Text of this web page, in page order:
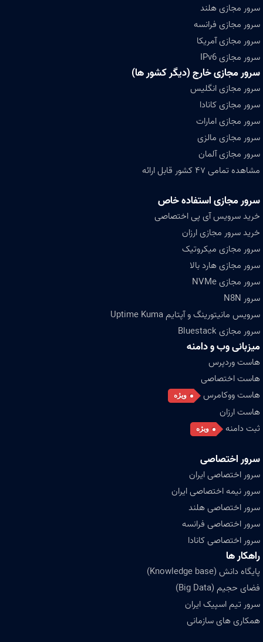
سرور مجازی هلند
سرور مجازی فرانسه
سرور مجازی آمریکا
سرور مجازی IPv6
سرور مجازی خارج (دیگر کشور ها)
سرور مجازی انگلیس
سرور مجازی کانادا
سرور مجازی امارات
سرور مجازی مالزی
سرور مجازی آلمان
مشاهده تمامی ۴۷ کشور قابل ارائه
سرور مجازی استفاده خاص
خرید سرویس آی پی اختصاصی
خرید سرور مجازی ارزان
سرور مجازی میکروتیک
سرور مجازی هارد بالا
سرور مجازی NVMe
سرور N8N
سرویس مانیتورینگ و آپتایم Uptime Kuma
سرور مجازی Bluestack
میزبانی وب و دامنه
هاست وردپرس
هاست اختصاصی
هاست ووکامرس
ویژه
هاست ارزان
ثبت دامنه
ویژه
سرور اختصاصی
سرور اختصاصی ایران
سرور نیمه اختصاصی ایران
سرور اختصاصی هلند
سرور اختصاصی فرانسه
سرور اختصاصی کانادا
راهکار ها
پایگاه دانش (Knowledge base)
فضای حجیم (Big Data)
سرور تیم اسپیک ایران
همکاری های سازمانی